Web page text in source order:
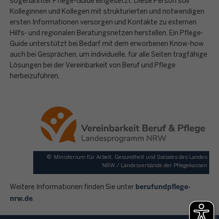
Kolleginnen und Kollegen mit strukturierten und notwendigen
ersten Informationen versorgen und Kontakte zu externen
Hilfs- und regionalen Beratungsnetzen herstellen. Ein Pflege-
Guide unterstützt bei Bedarf mit dem erworbenen Know-how
auch bei Gesprächen, um individuelle, für alle Seiten tragfähige
Lösungen bei der Vereinbarkeit von Beruf und Pflege
herbeizuführen.
©
Ministerium für Arbeit, Gesundheit und Sociales des Landes
NRW / Landesverbände der Pflegekassen
Weitere Informationen finden Sie unter berufundpflege-
nrw.de.